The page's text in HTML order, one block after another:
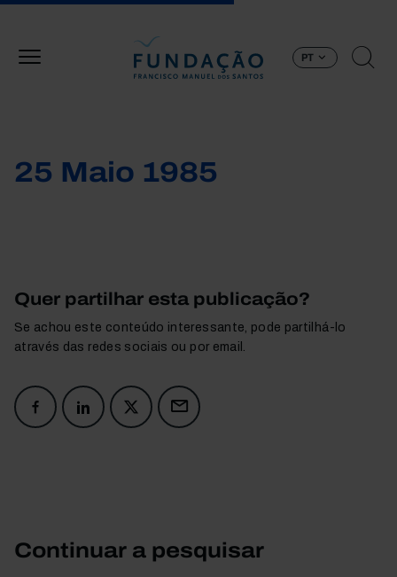
PT
25 Maio 1985
Quer partilhar esta publicação?
Se achou este conteúdo interessante, pode partilhá-lo
através das redes sociais ou por email.
Continuar a pesquisar